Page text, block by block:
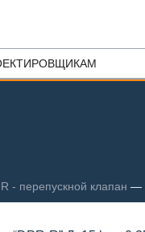
- перепускной клапан —